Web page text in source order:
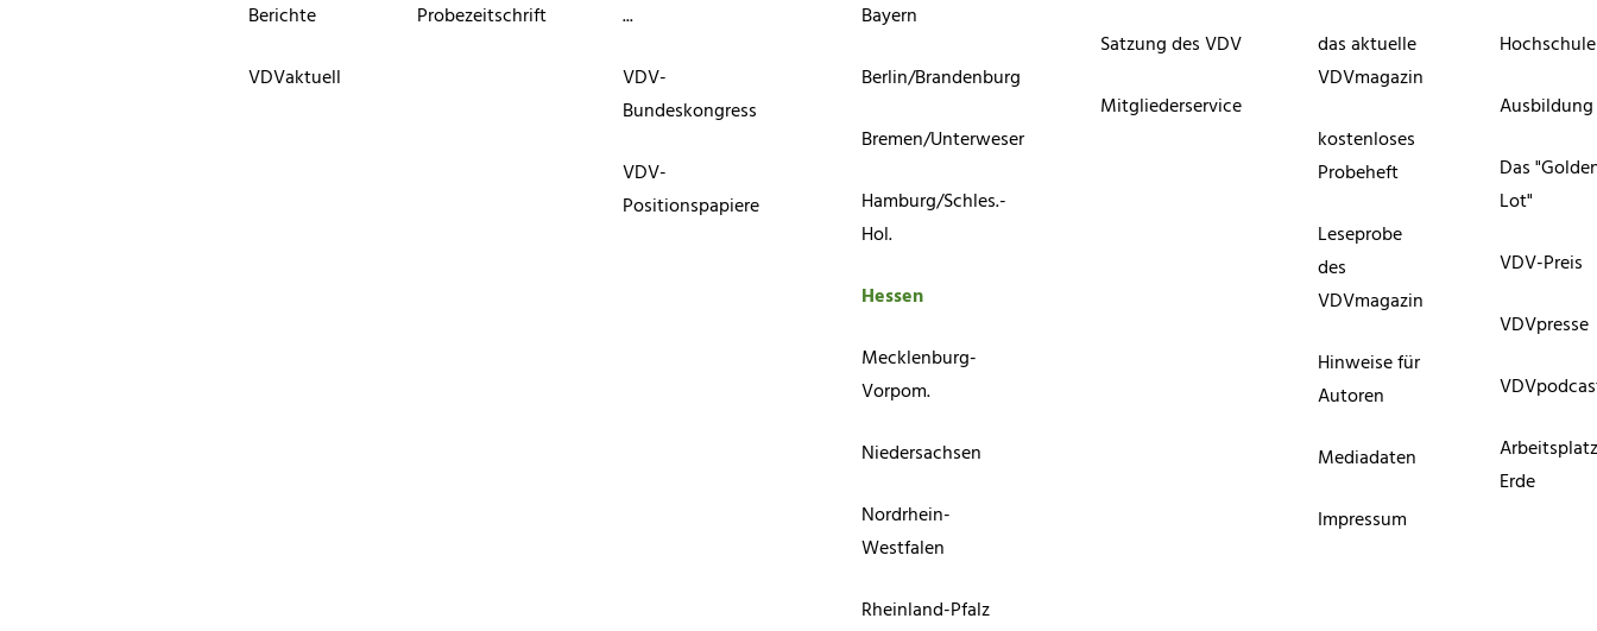
Berichte
VDVaktuell
Probezeitschrift
...
VDV-
Bundeskongress
VDV-
Positionspapiere
Bayern
Berlin/Brandenburg
Bremen/Unterweser
Hamburg/Schles.-
Hol.
Hessen
Mecklenburg-
Vorpom.
Niedersachsen
Nordrhein-
Westfalen
Rheinland-Pfalz
Satzung des VDV
Mitgliederservice
das aktuelle
VDVmagazin
kostenloses
Probeheft
Leseprobe
des
VDVmagazin
Hinweise für
Autoren
Mediadaten
Impressum
Ausbildung
Das
Lot"
VDV-Preis
VDVpresse
Erde